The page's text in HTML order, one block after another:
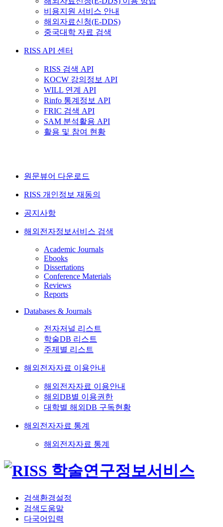
비용지원 서비스 안내
해외자료신청(E-DDS)
중국대학 자료 검색
RISS API 센터
RISS 검색 API
KOCW 강의정보 API
WILL 연계 API
Rinfo 통계정보 API
FRIC 검색 API
SAM 분석활용 API
활용 및 참여 현황
원문뷰어 다운로드
RISS 개인정보 재동의
공지사항
해외전자정보서비스 검색
Academic Journals
Ebooks
Dissertations
Conference Materials
Reviews
Reports
Databases & Journals
전자저널 리스트
학술DB 리스트
주제별 리스트
해외전자자료 이용안내
해외전자자료 이용안내
해외DB별 이용권한
대학별 해외DB 구독현황
해외전자자료 통계
해외전자자료 통계
검색환경설정
검색도움말
다국어입력